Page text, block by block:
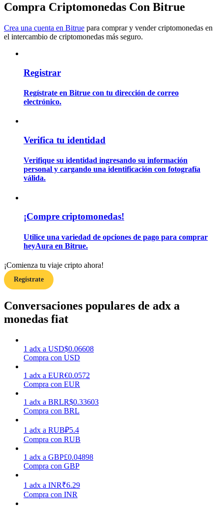
Guía
Estrategias comerciales
Power Piggy
Gana recompensas competitivas diariamente
Compra Criptomonedas Con Bitrue
Crea una cuenta en Bitrue para comprar y vender criptomonedas en
el intercambio de criptomonedas más seguro.
Registrar
Regístrate en Bitrue con tu dirección de correo
electrónico.
Verifica tu identidad
Verifique su identidad ingresando su información
personal y cargando una identificación con fotografía
válida.
¡Compre criptomonedas!
Utilice una variedad de opciones de pago para comprar
heyAura en Bitrue.
¡Comienza tu viaje cripto ahora!
Regístrate
Conversaciones populares de adx a
monedas fiat
1 adx a USD$0.06608
Compra con USD
1 adx a EUR€0.0572
Compra con EUR
1 adx a BRLR$0.33603
Compra con BRL
1 adx a RUB₽5.4
Compra con RUB
1 adx a GBP£0.04898
Compra con GBP
1 adx a INR₹6.29
Compra con INR